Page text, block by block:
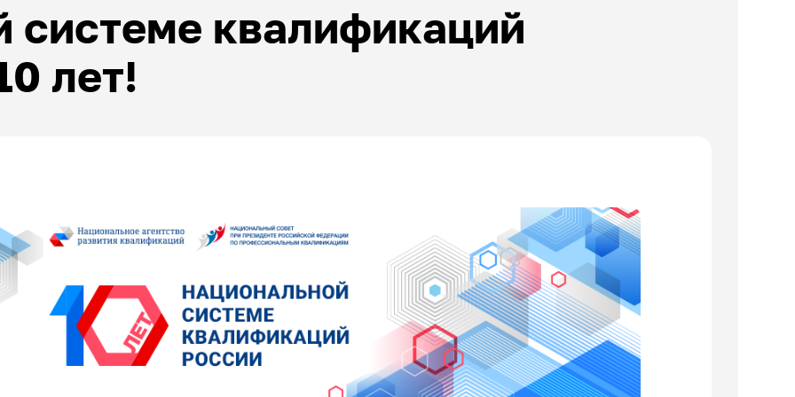
системе квалификаций
лет!